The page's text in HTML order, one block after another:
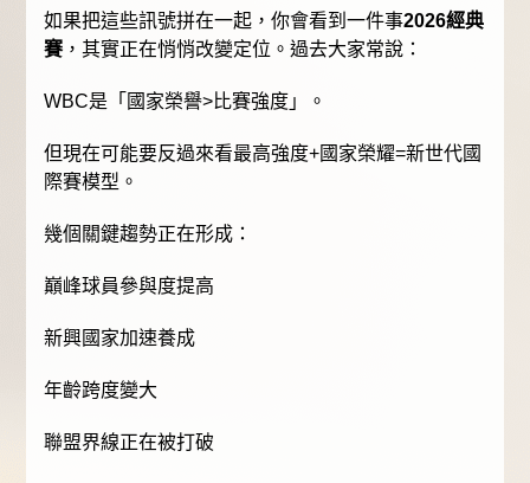
如果把這些訊號拼在一起，你會看到一件事2026經典
賽 ，其實正在悄悄改變定位。過去大家常說：
WBC是「國家榮譽>比賽強度」。
但現在可能要反過來看最高強度+國家榮耀=新世代國
際賽模型。
幾個關鍵趨勢正在形成：
巔峰球員參與度提高
新興國家加速養成
年齡跨度變大
聯盟界線正在被打破